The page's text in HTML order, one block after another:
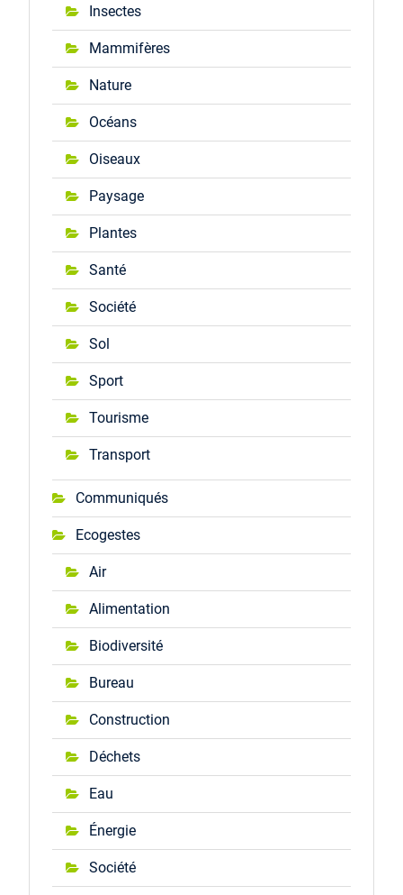
Insectes
Mammifères
Nature
Océans
Oiseaux
Paysage
Plantes
Santé
Société
Sol
Sport
Tourisme
Transport
Communiqués
Ecogestes
Air
Alimentation
Biodiversité
Bureau
Construction
Déchets
Eau
Énergie
Société